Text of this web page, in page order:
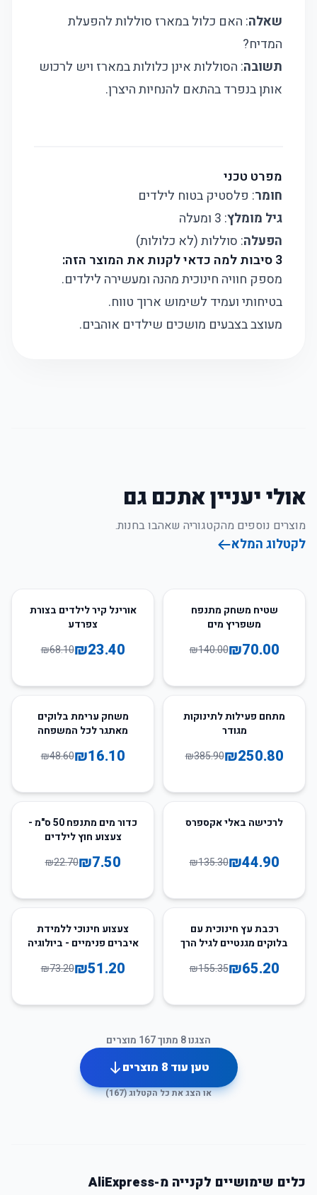
שאלה: האם כלול במארז סוללות להפעלת
המדיח?
תשובה: הסוללות אינן כלולות במארז ויש לרכוש
אותן בנפרד בהתאם להנחיות היצרן.
מפרט טכני
חומר: פלסטיק בטוח לילדים
גיל מומלץ: 3 ומעלה
הפעלה: סוללות (לא כלולות)
3 סיבות למה כדאי לקנות את המוצר הזה:
מספק חוויה חינוכית מהנה ומעשירה לילדים.
בטיחותי ועמיד לשימוש ארוך טווח.
מעוצב בצבעים מושכים שילדים אוהבים.
אולי יעניין אתכם גם
מוצרים נוספים מהקטגוריה שאהבו בחנות.
לקטלוג המלא
שטיח משחק מתנפח
משפריץ מים
₪70.00
₪140.00
66%אורינל קיר לילדים בצורת
צפרדע
₪23.40
₪68.10
35
מתחם פעילות לתינוקות
מגודר
₪250.80
₪385.90
67משחק ערימת בלוקים
מאתגר לכל המשפחה
₪16.10
₪48.60
67
לרכישה באלי אקספרס
₪44.90
₪135.30
67%
כדור מים מתנפח 50 ס"מ -
צעצוע חוץ לילדים
₪7.50
₪22.70
58רכבת עץ חינוכית עם
בלוקים מגנטיים לגיל הרך
₪65.20
₪155.35
30צעצוע חינוכי ללמידת
איברים פנימיים - ביולוגיה
₪51.20
₪73.20
הצגנו8 מתוך167 מוצרים
טען עוד8 מוצרים
או הצג את כל הקטלוג (167
)
כלים שימושיים לקנייה מ-AliExpress